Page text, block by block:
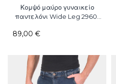
Κομψό μαύρο γυναικείο
παντελόνι Wide Leg 2960-
89,00 €